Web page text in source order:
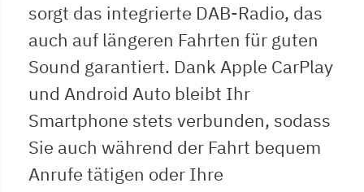
sorgt das integrierte DAB-Radio, das
auch auf längeren Fahrten für guten
Sound garantiert. Dank Apple CarPlay
und Android Auto bleibt Ihr
Smartphone stets verbunden, sodass
Sie auch während der Fahrt bequem
Anrufe tätigen oder Ihre